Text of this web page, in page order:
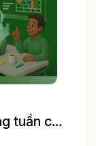
tuần cho